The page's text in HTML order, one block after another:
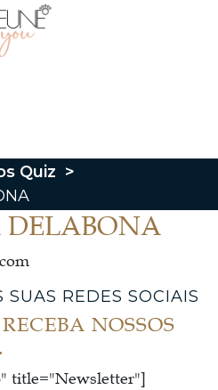
Quiz >
REDES SOCIAIS
NOSSOS
title="Newsletter"]